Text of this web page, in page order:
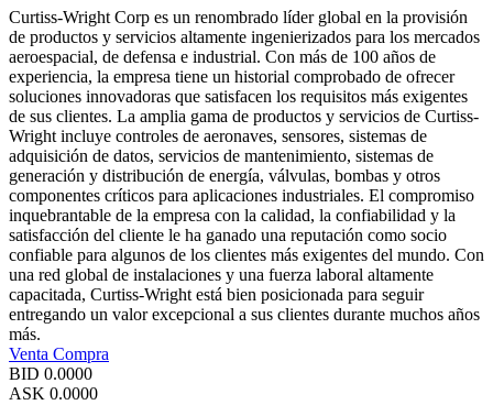
Curtiss-Wright Corp es un renombrado líder global en la provisión
de productos y servicios altamente ingenierizados para los mercados
aeroespacial, de defensa e industrial. Con más de 100 años de
experiencia, la empresa tiene un historial comprobado de ofrecer
soluciones innovadoras que satisfacen los requisitos más exigentes
de sus clientes. La amplia gama de productos y servicios de Curtiss-
Wright incluye controles de aeronaves, sensores, sistemas de
adquisición de datos, servicios de mantenimiento, sistemas de
generación y distribución de energía, válvulas, bombas y otros
componentes críticos para aplicaciones industriales. El compromiso
inquebrantable de la empresa con la calidad, la confiabilidad y la
satisfacción del cliente le ha ganado una reputación como socio
confiable para algunos de los clientes más exigentes del mundo. Con
una red global de instalaciones y una fuerza laboral altamente
capacitada, Curtiss-Wright está bien posicionada para seguir
entregando un valor excepcional a sus clientes durante muchos años
más.
Venta Compra
BID 0.0000
ASK 0.0000